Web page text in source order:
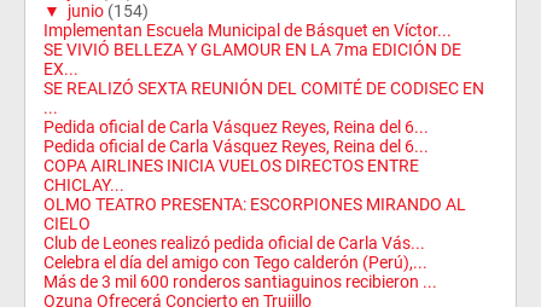
▼
junio (154)
Implementan Escuela Municipal de Básquet en Víctor...
SE VIVIÓ BELLEZA Y GLAMOUR EN LA 7ma EDICIÓN DE
EX...
SE REALIZÓ SEXTA REUNIÓN DEL COMITÉ DE CODISEC EN
...
Pedida oficial de Carla Vásquez Reyes, Reina del 6...
Pedida oficial de Carla Vásquez Reyes, Reina del 6...
COPA AIRLINES INICIA VUELOS DIRECTOS ENTRE
CHICLAY...
OLMO TEATRO PRESENTA: ESCORPIONES MIRANDO AL
CIELO
Club de Leones realizó pedida oficial de Carla Vás...
Celebra el día del amigo con Tego calderón (Perú),...
Más de 3 mil 600 ronderos santiaguinos recibieron ...
Ozuna Ofrecerá Concierto en Trujillo